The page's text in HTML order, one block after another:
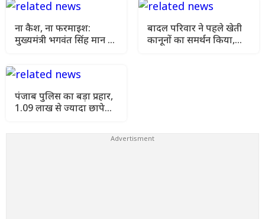
ना कैश, ना फरमाइश:
मुख्यमंत्री भगवंत सिंह मान ने
पत्र
बादल परिवार ने पहले खेती
कानूनों का समर्थन किया,
पंजाब पुलिस का बड़ा प्रहार,
1.09 लाख से ज्यादा छापे